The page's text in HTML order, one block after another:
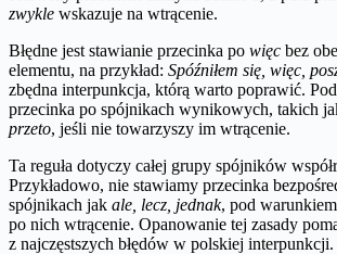
zwykle wskazuje na wtrącenie.
Błędne jest stawianie przecinka po więc bez
elementu, na przykład: Spóźniłem się, więc,
zbędna interpunkcja, którą warto poprawić.
przecinka po spójnikach wynikowych, takich
przeto, jeśli nie towarzyszy im wtrącenie.
Ta reguła dotyczy całej grupy spójników
Przykładowo, nie stawiamy przecinka
spójnikach jak ale, lecz, jednak, pod
po nich wtrącenie. Opanowanie tej zasady
z najczęstszych błędów w polskiej interpunkcji.